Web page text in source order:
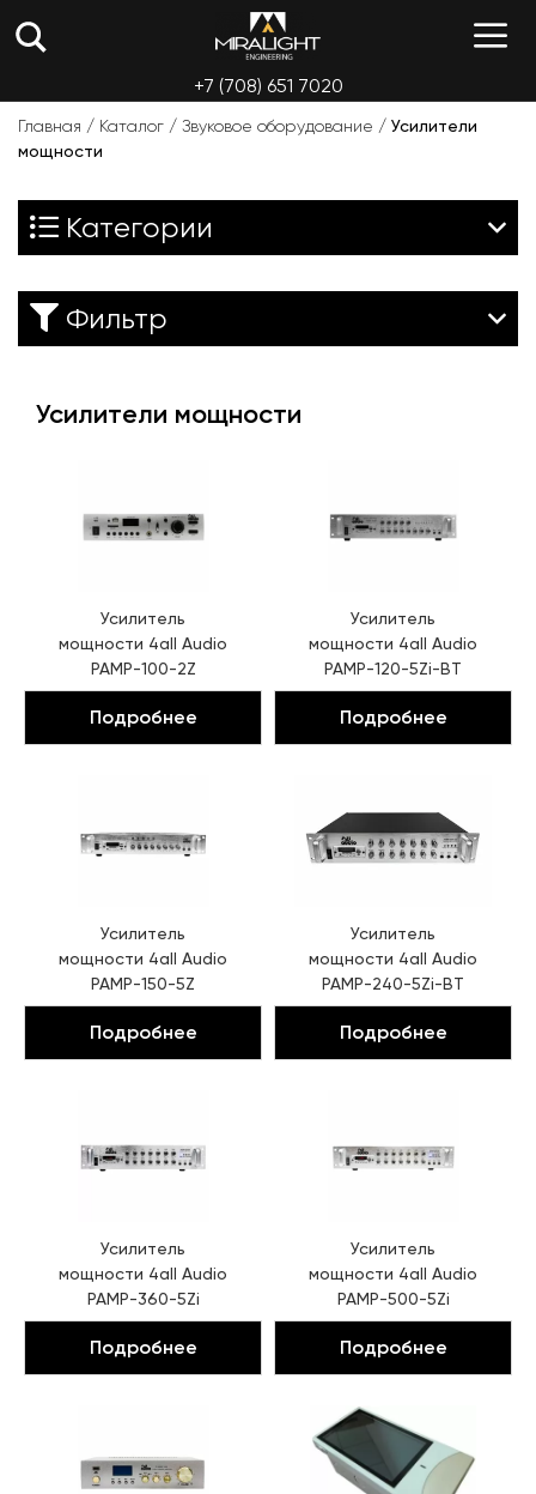
+7 (708) 651 7020
Главная / Каталог / Звуковое оборудование / Усилители
мощности
Усилители мощности
Усилитель
мощности 4all Audio
PAMP-100-2Z
Подробнее
Усилитель
мощности 4all Audio
PAMP-120-5Zi-BT
Подробнее
Усилитель
мощности 4all Audio
PAMP-150-5Z
Подробнее
Усилитель
мощности 4all Audio
PAMP-240-5Zi-BT
Подробнее
Усилитель
мощности 4all Audio
PAMP-360-5Zi
Подробнее
Усилитель
мощности 4all Audio
PAMP-500-5Zi
Подробнее
Категории
Фильтр